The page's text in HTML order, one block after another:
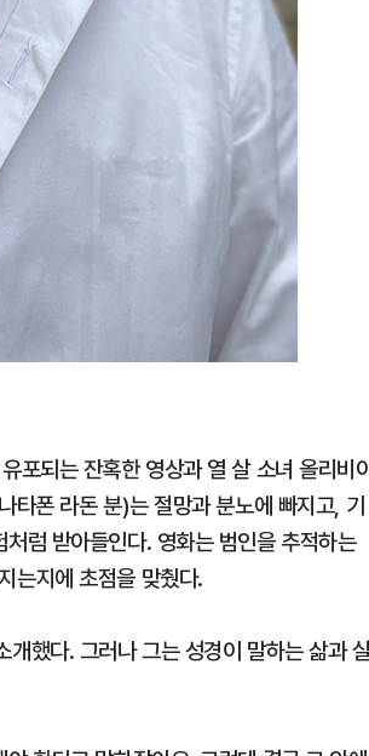
포되는 잔혹한 영상과 열 살 소녀 올리비
타폰 라돈 분)는 절망과 분노에 빠지고, 기
럼 받아들인다. 영화는 범인을 추적하는
는지에 초점을 맞췄다.
했다. 그러나 그는 성경이 말하는 삶과